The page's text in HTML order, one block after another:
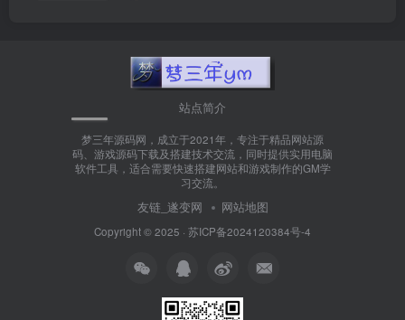
站点简介
梦三年源码网，成立于2021年，专注于精品网站源
码、游戏源码下载及搭建技术交流，同时提供实用电脑
软件工具，适合需要快速搭建网站和游戏制作的GM学
习交流。
友链_遂变网 网站地图
Copyright © 2025 · 苏ICP备2024120384号-4